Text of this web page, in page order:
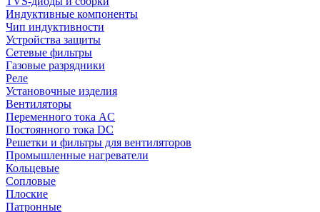
Индуктивные компоненты
Чип индуктивности
Устройства защиты
Сетевые фильтры
Газовые разрядники
Реле
Установочные изделия
Вентиляторы
Переменного тока AC
Постоянного тока DC
Решетки и фильтры для вентиляторов
Промышленные нагреватели
Кольцевые
Сопловые
Плоские
Патронные